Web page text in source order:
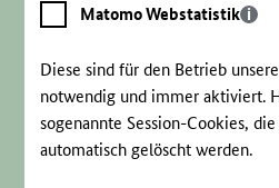
Matomo
Webstatistik
Matomo Webstatistik
Diese sind für den Betrieb
notwendig und immer aktiviert.
sogenannte Session-Cookies,
automatisch gelöscht werden.